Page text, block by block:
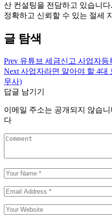
산 컨설팅을 전담하고 있습니
정확하고 신뢰할 수 있는 절세
글 탐색
Prev 유튜브 세금신고 사업자등
Next 사업자라면 알아야 할 4대
무사)
답글 남기기
이메일 주소는 공개되지 않습니
다